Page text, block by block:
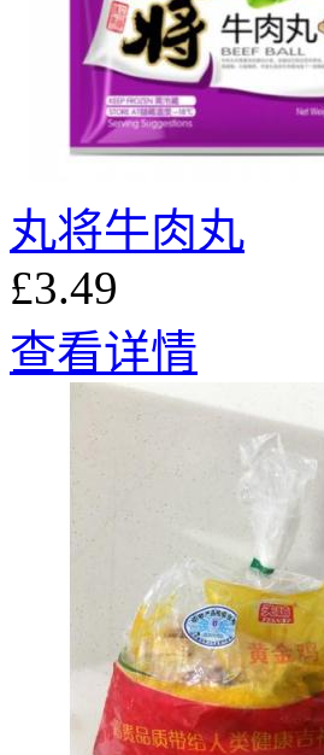
丸将牛肉丸
£3.49
查看详情